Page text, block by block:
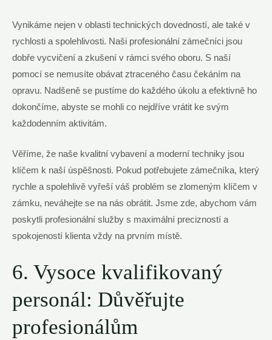
Vynikáme nejen v oblasti technických dovedností, ale také v
rychlosti a spolehlivosti. Naši profesionální zámečníci jsou
dobře vycvičení a zkušení v rámci svého oboru. S naší
pomocí se nemusíte obávat ztraceného času čekáním na
opravu. Nadšeně se pustíme do každého úkolu a efektivně ho
dokončíme, abyste se mohli co nejdříve vrátit ke svým
každodenním aktivitám.
Věříme, že naše kvalitní vybavení a moderní techniky jsou
klíčem k naší úspěšnosti. Pokud potřebujete zámečníka, který
rychle a spolehlivě vyřeší váš problém se zlomeným klíčem v
zámku, neváhejte se na nás obrátit. Jsme zde, abychom vám
poskytli profesionální služby s maximální precizností a
spokojeností klienta vždy na prvním místě.
6. Vysoce kvalifikovaný
personál: Důvěřujte
profesionálům